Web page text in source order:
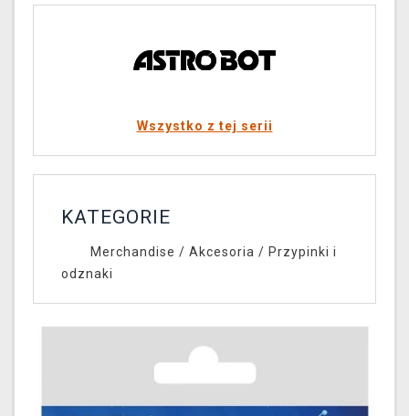
Wszystko z tej serii
KATEGORIE
Merchandise / Akcesoria / Przypinki i
odznaki